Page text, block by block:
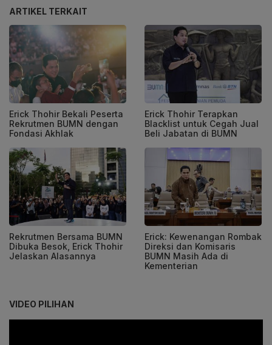
ARTIKEL TERKAIT
Erick Thohir Bekali Peserta
Rekrutmen BUMN dengan
Fondasi Akhlak
Erick Thohir Terapkan
Blacklist untuk Cegah Jual
Beli Jabatan di BUMN
Rekrutmen Bersama BUMN
Dibuka Besok, Erick Thohir
Jelaskan Alasannya
Erick: Kewenangan Rombak
Direksi dan Komisaris
BUMN Masih Ada di
Kementerian
VIDEO PILIHAN